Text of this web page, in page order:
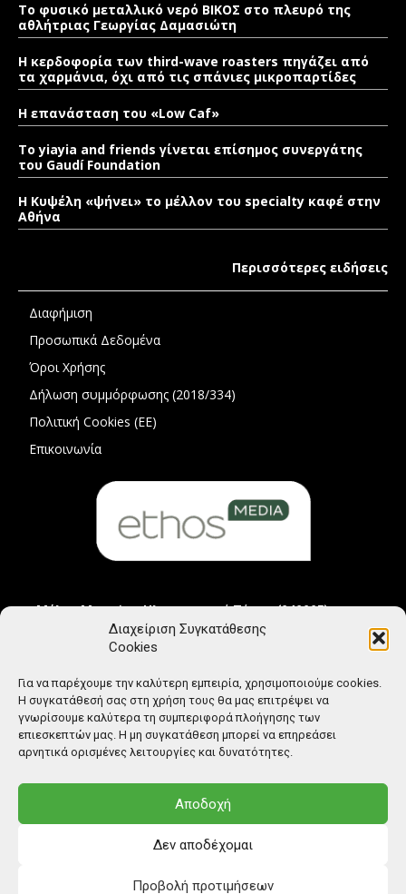
Διαχείριση Συγκατάθεσης
Cookies
Για να παρέχουμε την καλύτερη εμπειρία, χρησιμοποιούμε cookies.
Η συγκατάθεσή σας στη χρήση τους θα μας επιτρέψει να
γνωρίσουμε καλύτερα τη συμπεριφορά πλοήγησης των
επιεσκεπτών μας. Η μη συγκατάθεση μπορεί να επηρεάσει
αρνητικά ορισμένες λειτουργίες και δυνατότητες.
Αποδοχή
Δεν αποδέχομαι
Προβολή προτιμήσεων
Το φυσικό μεταλλικό νερό ΒΙΚΟΣ στο πλευρό της
αθλήτριας Γεωργίας Δαμασιώτη
Η κερδοφορία των third-wave roasters πηγάζει από
τα χαρμάνια, όχι από τις σπάνιες μικροπαρτίδες
Η επανάσταση του «Low Caf»
To yiayia and friends γίνεται επίσημος συνεργάτης
του Gaudí Foundation
Η Κυψέλη «ψήνει» το μέλλον του specialty καφέ στην
Αθήνα
Περισσότερες ειδήσεις
Διαφήμιση
Προσωπικά Δεδομένα
Όροι Χρήσης
Δήλωση συμμόρφωσης (2018/334)
Πολιτική Cookies (ΕΕ)
Επικοινωνία
Μέλος Μητρώου Ηλεκτρονικού Τύπου (242225)